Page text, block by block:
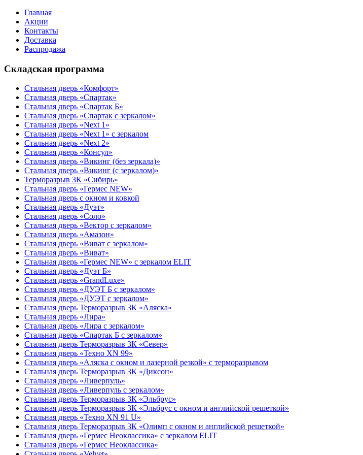
Главная
Акции
Контакты
Доставка
Распродажа
Складская программа
Стальная дверь «Комфорт»
Стальная дверь «Спартак»
Стальная дверь «Спартак Б»
Стальная дверь «Спартак с зеркалом»
Стальная дверь «Next 1»
Стальная дверь «Next 1» с зеркалом
Стальная дверь «Next 2»
Стальная дверь «Консул»
Стальная дверь «Викинг (без зеркала)»
Стальная дверь «Викинг (с зеркалом)»
Терморазрыв 3К «Сибирь»
Стальная дверь «Гермес NEW»
Стальная дверь с окном и ковкой
Стальная дверь «Дуэт»
Стальная дверь «Соло»
Стальная дверь «Вектор с зеркалом»
Стальная дверь «Амазон»
Стальная дверь «Виват с зеркалом»
Стальная дверь «Виват»
Стальная дверь «Гермес NEW» с зеркалом ELIT
Стальная дверь «Дуэт Б»
Стальная дверь «GrandLuxe»
Стальная дверь «ДУЭТ Б с зеркалом»
Стальная дверь «ДУЭТ с зеркалом»
Стальная дверь Терморазрыв 3К «Аляска»
Стальная дверь «Лира»
Стальная дверь «Лира с зеркалом»
Стальная дверь «Спартак Б с зеркалом»
Стальная дверь Терморазрыв 3К «Север»
Стальная дверь «Техно XN 99»
Стальная дверь «Аляска с окном и лазерной резкой» с терморазрывом
Стальная дверь Терморазрыв 3К «Диксон»
Стальная дверь «Ливерпуль»
Стальная дверь «Ливерпуль с зеркалом»
Стальная дверь Терморазрыв 3К «Эльбрус»
Стальная дверь Терморазрыв 3К «Эльбрус с окном и английской решеткой»
Стальная дверь «Техно XN 91 U»
Стальная дверь Терморазрыв 3К «Олимп с окном и английской решеткой»
Стальная дверь «Гермес Неоклассика» с зеркалом ELIT
Стальная дверь «Гермес Неоклассика»